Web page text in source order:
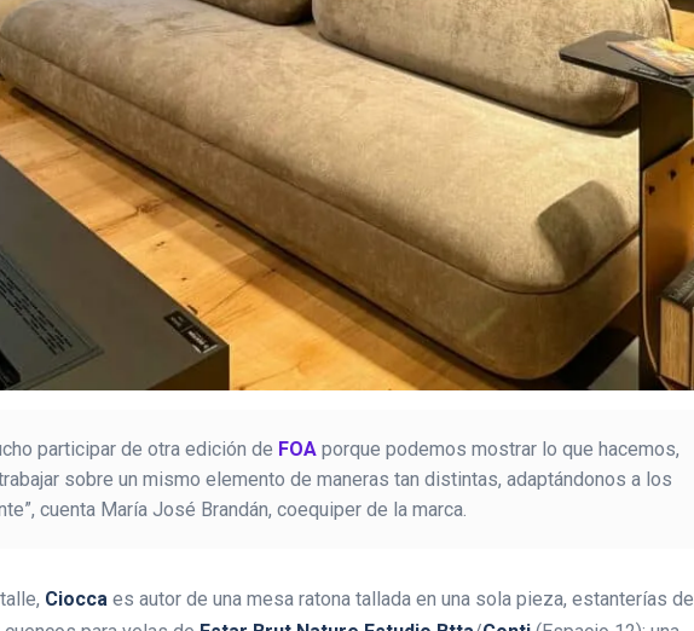
participar de otra edición de FOA porque podemos mostrar lo que hacemos,
sobre un mismo elemento de maneras tan distintas, adaptándonos a los
cuenta María José Brandán, coequiper de la marca.
Ciocca es autor de una mesa ratona tallada en una sola pieza, estanterías de